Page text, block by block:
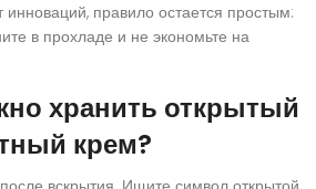
правило остается простым:
в прохладе и не экономьте на
хранить открытый
крем?